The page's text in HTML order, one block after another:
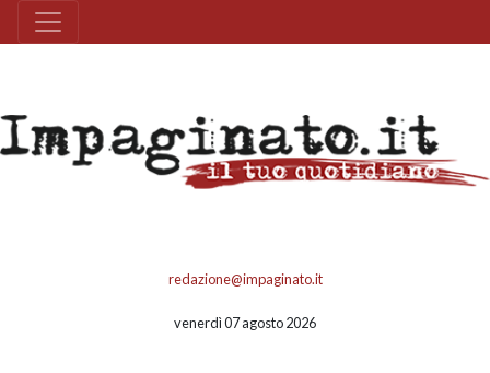
redazione@impaginato.it
venerdì 07 agosto 2026